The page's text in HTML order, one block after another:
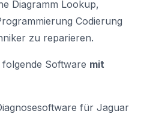
Diagramm Lookup,
Codierung
zu reparieren.
Software mit
für Jaguar